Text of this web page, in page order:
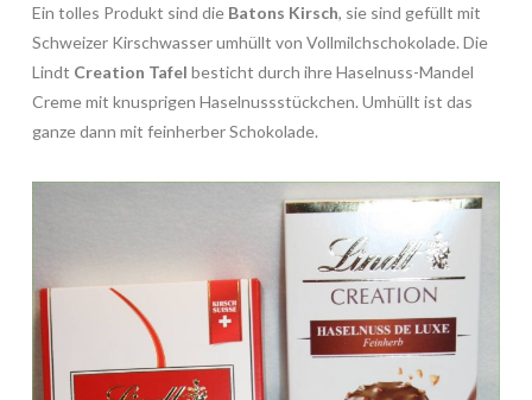
Ein tolles Produkt sind die Batons Kirsch, sie sind gefüllt mit
Schweizer Kirschwasser umhüllt von Vollmilchschokolade. Die
Lindt Creation Tafel besticht durch ihre Haselnuss-Mandel
Creme mit knusprigen Haselnussstückchen. Umhüllt ist das
ganze dann mit feinherber Schokolade.